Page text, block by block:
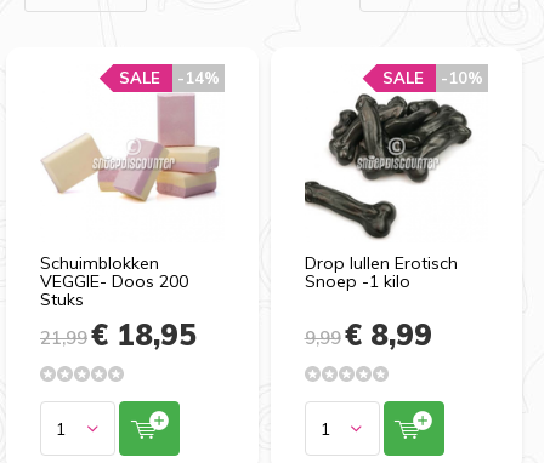
Schuimblokken
VEGGIE- Doos 200
Stuks
-14%
SALE
21,99€ 18,95
Drop lullen Erotisch
Snoep -1 kilo
-10%
SALE
9,99€ 8,99